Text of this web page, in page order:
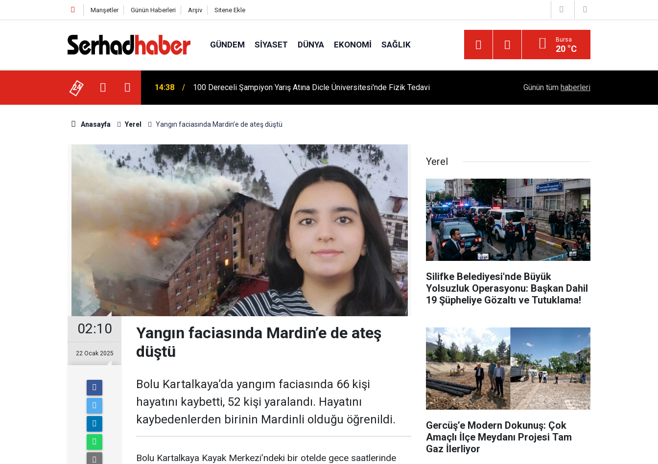
Manşetler Günün Haberleri Arşiv Sitene Ekle
GÜNDEM SIYASET DÜNYA EKONOMI SAĞLIK Bursa
20 °C
24
Gökalp Eğitim Fakültesi Yeni
14:38 100 Dereceli Şampiyon Yarış Atına Dicle Üniversitesi'nde Fizik Tedavi
Mühendislik Hikayesi
Günün tüm haberleri
Anasayfa Yerel Yangın faciasında Mardin’e de ateş düştü
02:10
22 Ocak 2025
Yangın faciasında Mardin’e de ateş
düştü
Bolu Kartalkaya’da yangım faciasında 66 kişi
hayatını kaybetti, 52 kişi yaralandı. Hayatını
kaybedenlerden birinin Mardinli olduğu öğrenildi.
Bolu Kartalkaya Kayak Merkezi’ndeki bir otelde gece saatlerinde
Yerel
Silifke Belediyesi'nde Büyük
Yolsuzluk Operasyonu: Başkan Dahil
19 Şüpheliye Gözaltı ve Tutuklama!
Gercüş’e Modern Dokunuş: Çok
Amaçlı İlçe Meydanı Projesi Tam
Gaz İlerliyor